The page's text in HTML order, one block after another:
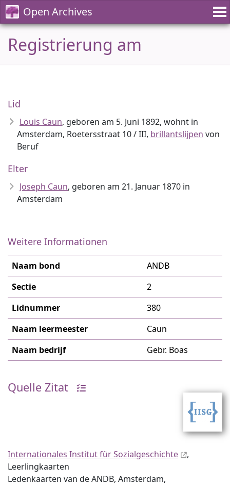
Open Archives
Registrierung am
Lid
Louis Caun, geboren am 5. Juni 1892, wohnt in
Amsterdam, Roetersstraat 10 / III, brillantslijpen von
Beruf
Elter
Joseph Caun, geboren am 21. Januar 1870 in
Amsterdam
Weitere Informationen
Naam bond
ANDB
Sectie
2
Lidnummer
380
Naam leermeester
Caun
Naam bedrijf
Gebr. Boas
Quelle Zitat
Internationales Institut für Sozialgeschichte
,
Leerlingkaarten
Ledenkaarten van de ANDB, Amsterdam,